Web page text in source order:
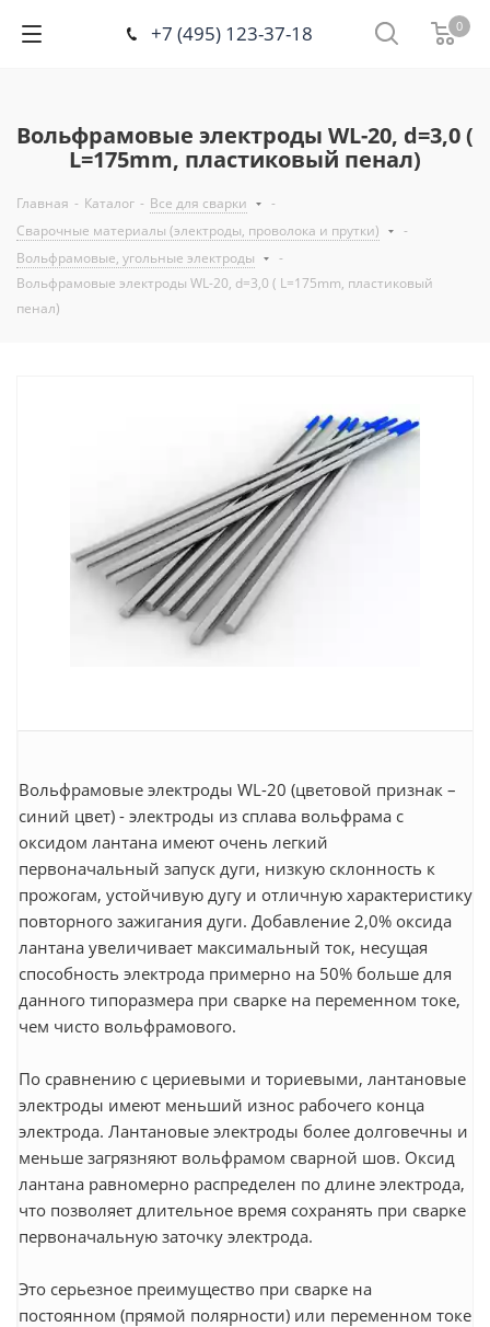
+7 (495) 123-37-18 0
Вольфрамовые электроды WL-20, d=3,0 (
L=175mm, пластиковый пенал)
Главная - Каталог - Все для сварки
-
Сварочные материалы (электроды, проволока и прутки)
-
Вольфрамовые, угольные электроды
-
Вольфрамовые электроды WL-20, d=3,0 ( L=175mm, пластиковый
пенал)
Вольфрамовые электроды WL-20 (цветовой признак –
синий цвет) - электроды из сплава вольфрама с
оксидом лантана имеют очень легкий
первоначальный запуск дуги, низкую склонность к
прожогам, устойчивую дугу и отличную характеристику
повторного зажигания дуги. Добавление 2,0% оксида
лантана увеличивает максимальный ток, несущая
способность электрода примерно на 50% больше для
данного типоразмера при сварке на переменном токе,
чем чисто вольфрамового.
По сравнению с цериевыми и ториевыми, лантановые
электроды имеют меньший износ рабочего конца
электрода. Лантановые электроды более долговечны и
меньше загрязняют вольфрамом сварной шов. Оксид
лантана равномерно распределен по длине электрода,
что позволяет длительное время сохранять при сварке
первоначальную заточку электрода.
Это серьезное преимущество при сварке на
постоянном (прямой полярности) или переменном токе